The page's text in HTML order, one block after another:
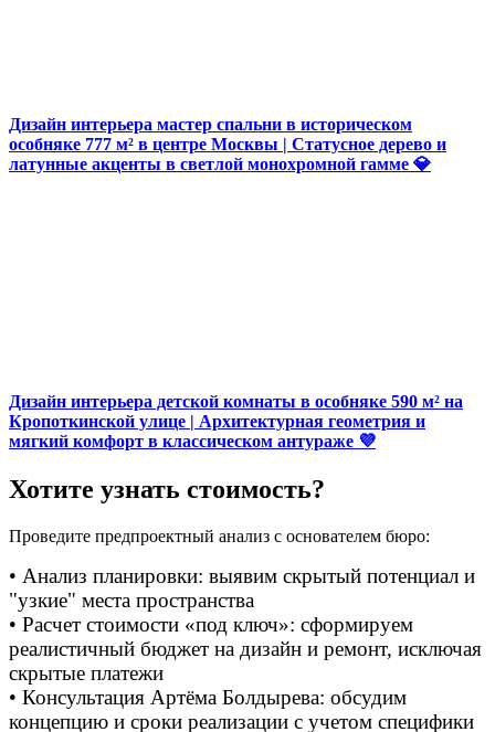
Дизайн интерьера мастер спальни в историческом
особняке 777 м² в центре Москвы | Статусное дерево и
латунные акценты в светлой монохромной гамме 💎
Дизайн интерьера детской комнаты в особняке 590 м² на
Кропоткинской улице | Архитектурная геометрия и
мягкий комфорт в классическом антураже 💜
Хотите узнать стоимость?
Проведите предпроектный анализ с основателем бюро:
• Анализ планировки: выявим скрытый потенциал и
"узкие" места пространства
• Расчет стоимости «под ключ»: сформируем
реалистичный бюджет на дизайн и ремонт, исключая
скрытые платежи
• Консультация Артёма Болдырева: обсудим
концепцию и сроки реализации с учетом специфики